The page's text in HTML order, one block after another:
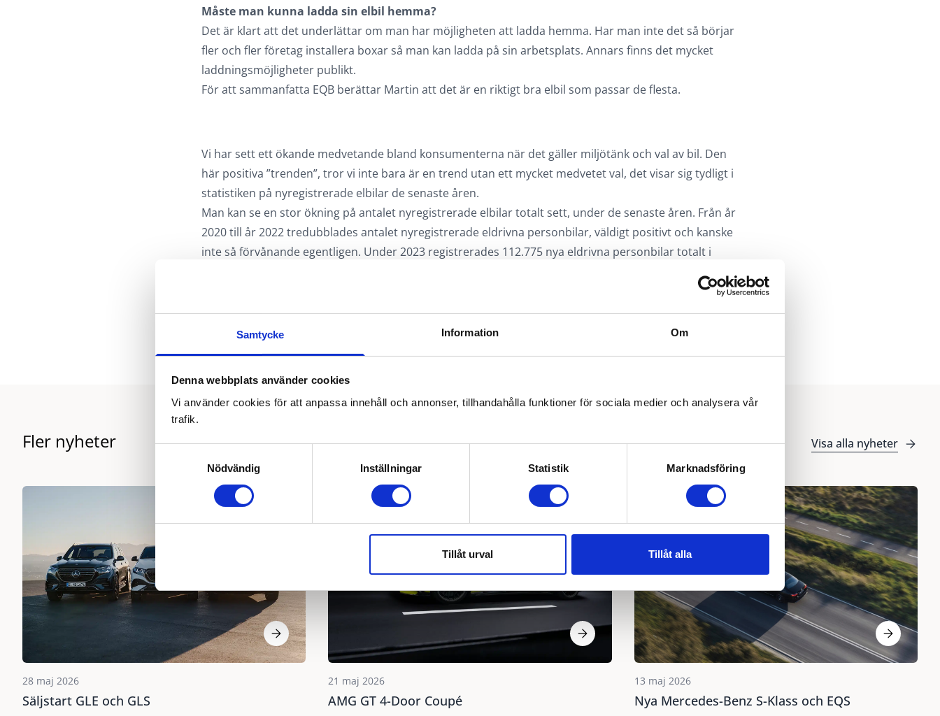
Samtycke Information Om
Denna webbplats använder cookies
Vi använder cookies för att anpassa innehåll och annonser, tillhandahålla funktioner för sociala medier och analysera vår
trafik.
Nödvändig
Inställningar Statistik Marknadsföring
Tillåt urval Tillåt alla
Måste man kunna ladda sin elbil hemma?
Det är klart att det underlättar om man har möjligheten att ladda hemma. Har man inte det så börjar
fler och fler företag installera boxar så man kan ladda på sin arbetsplats. Annars finns det mycket
laddningsmöjligheter publikt.
För att sammanfatta EQB berättar Martin att det är en riktigt bra elbil som passar de flesta.
Vi har sett ett ökande medvetande bland konsumenterna när det gäller miljötänk och val av bil. Den
här positiva ”trenden”, tror vi inte bara är en trend utan ett mycket medvetet val, det visar sig tydligt i
statistiken på nyregistrerade elbilar de senaste åren.
Man kan se en stor ökning på antalet nyregistrerade elbilar totalt sett, under de senaste åren. Från år
2020 till år 2022 tredubblades antalet nyregistrerade eldrivna personbilar, väldigt positivt och kanske
inte så förvånande egentligen. Under 2023 registrerades 112.775 nya eldrivna personbilar totalt i
registrerades. [1]
Statistik från SCB – Fordonsstatistik januari 2006–januari 2024
Fler nyheter Visa alla nyheter
28 maj 2026
Säljstart GLE och GLS
21 maj 2026
AMG GT 4-Door Coupé
13 maj 2026
Nya Mercedes-Benz S-Klass och EQS